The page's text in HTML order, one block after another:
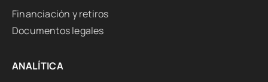
Financiación y retiros
Documentos legales
ANALÍTICA